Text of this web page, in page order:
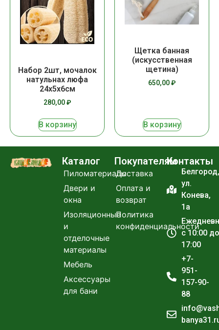
Набор 2шт, мочалок
натульнах люфа
24х5х6см
280,00₽
В корзину
Щетка банная
(искусственная
щетина)
650,00₽
В корзину
Каталог
Пиломатериалы
Двери и
окна
Изоляционные
и
отделочные
материалы
Мебель
Аксессуары
для бани
Покупателям
Доставка
Оплата и
возврат
Политика
конфиденциальности
Контакты
Белгород,
ул.
Конева,
1а
с 10:00 до
17:00
+7-
951-
157-90-
88